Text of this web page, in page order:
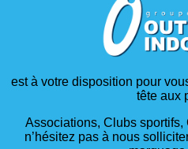
est à votre disposition pour
tête aux
Associations, Clubs
n’hésitez pas à nous